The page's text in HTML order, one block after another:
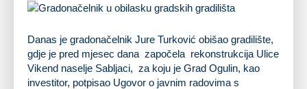
Danas je gradonačelnik Jure Turković obišao gradilište,
gdje je pred mjesec dana započela rekonstrukcija Ulice
Vikend naselje Sabljaci, za koju je Grad Ogulin, kao
investitor, potpisao Ugovor o javnim radovima s